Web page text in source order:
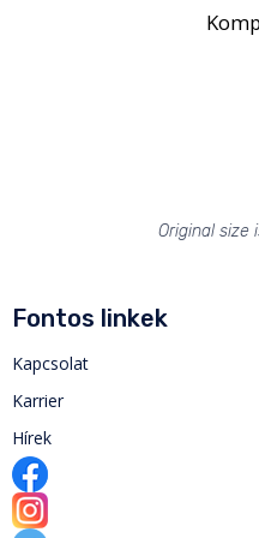
Original size
Fontos linkek
Kapcsolat
Karrier
Hírek